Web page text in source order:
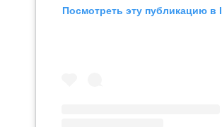
Посмотреть эту публикацию в